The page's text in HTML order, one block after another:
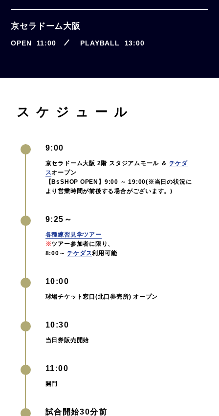
京セラドーム大阪
OPEN 11:00 PLAYBALL 13:00
スケジュール
9:00
京セラドーム大阪 2階 スタジアムモール ＆ チケダ
スオープン
【BsSHOP OPEN】9:00 ～ 19:00(※当日の状況に
より営業時間が前後する場合がございます。)
9:25～
各種練習見学ツアー
※ツアー参加者に限り、
8:00～チケダス利用可能
10:00
球場チケット窓口(北口券売所) オープン
10:30
当日券販売開始
11:00
開門
試合開始30分前